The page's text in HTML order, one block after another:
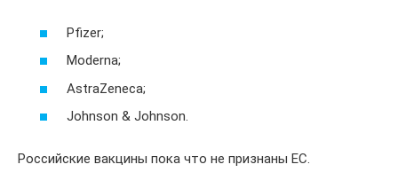
Pfizer;
Moderna;
AstraZeneca;
Johnson & Johnson.
Российские вакцины пока что не признаны ЕС.